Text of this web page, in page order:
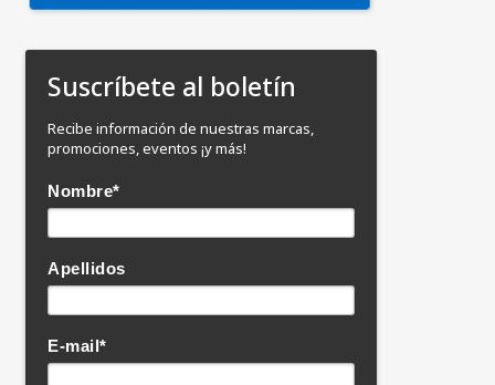
Suscríbete al boletín
Recibe información de nuestras marcas,
promociones, eventos ¡y más!
Nombre*
Apellidos
E-mail*